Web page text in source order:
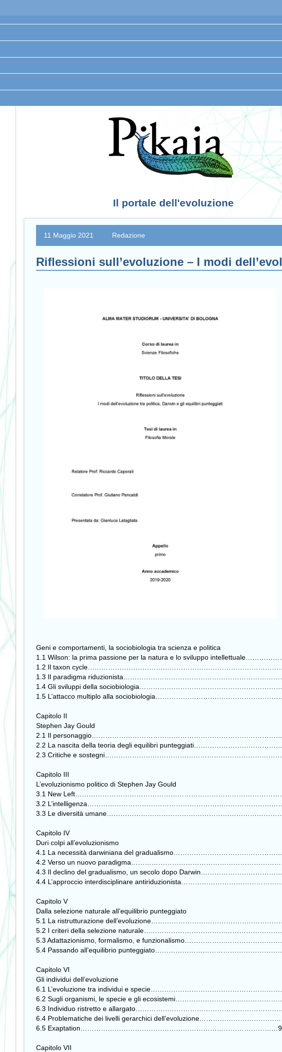
Il portale dell'evoluzione
11 Maggio 2021 Redazione
Riflessioni sull’evoluzione – I modi
Geni e comportamenti, la sociobiologia tra scienza e politica
1.1 Wilson: la prima passione per la natura e lo sviluppo
1.2 Il taxon
1.3 Il paradigma
1.4 Gli sviluppi della
1.5 L’attacco multiplo alla
Capitolo II
Stephen Jay Gould
2.1 Il
2.2 La nascita della teoria degli equilibri
2.3 Critiche e
Capitolo III
L’evoluzionismo politico di Stephen Jay Gould
3.1 New
3.2
3.3 Le diversità
Capitolo IV
Duri colpi all’evoluzionismo
4.1 La necessità darwiniana del
4.2 Verso un nuovo
4.3 Il declino del gradualismo, un secolo dopo
4.4 L’approccio interdisciplinare
Capitolo V
Dalla selezione naturale all’equilibrio punteggiato
5.1 La ristrutturazione
5.2 I criteri della selezione
5.3 Adattazionismo, formalismo, e
5.4 Passando all’equilibrio
Capitolo VI
Gli individui dell’evoluzione
6.1 L’evoluzione tra individui e
6.2 Sugli organismi, le specie e gli
6.3 Individuo ristretto e
6.4 Problematiche dei livelli gerarchici
6.5
Capitolo VII